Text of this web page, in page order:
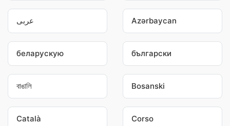
عربى Azərbaycan
беларускую български
বাঙালি Bosanski
Català Corso